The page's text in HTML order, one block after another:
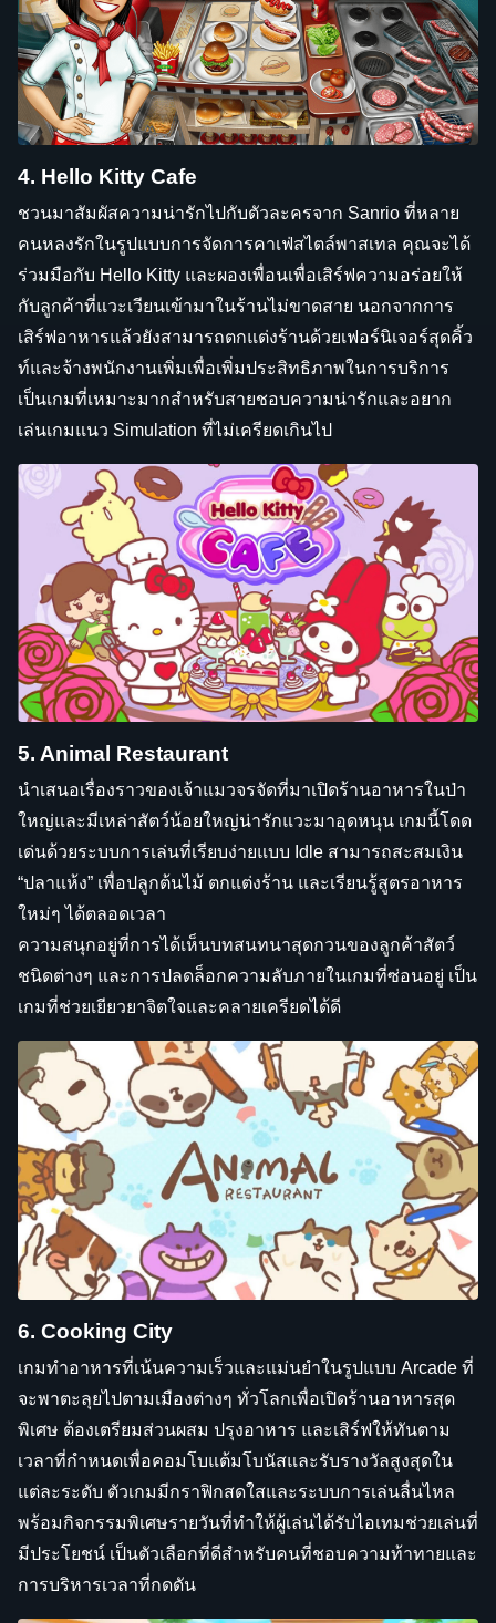
4. Hello Kitty Cafe
ชวนมาสัมผัสความน่ารักไปกับตัวละครจาก Sanrio ที่หลาย
คนหลงรักในรูปแบบการจัดการคาเฟ่สไตล์พาสเทล คุณจะได้
ร่วมมือกับ Hello Kitty และผองเพื่อนเพื่อเสิร์ฟความอร่อยให้
กับลูกค้าที่แวะเวียนเข้ามาในร้านไม่ขาดสาย นอกจากการ
เสิร์ฟอาหารแล้วยังสามารถตกแต่งร้านด้วยเฟอร์นิเจอร์สุดคิ้ว
ท์และจ้างพนักงานเพิ่มเพื่อเพิ่มประสิทธิภาพในการบริการ
เป็นเกมที่เหมาะมากสำหรับสายชอบความน่ารักและอยาก
เล่นเกมแนว Simulation ที่ไม่เครียดเกินไป
5. Animal Restaurant
นำเสนอเรื่องราวของเจ้าแมวจรจัดที่มาเปิดร้านอาหารในป่า
ใหญ่และมีเหล่าสัตว์น้อยใหญ่น่ารักแวะมาอุดหนุน เกมนี้โดด
เด่นด้วยระบบการเล่นที่เรียบง่ายแบบ Idle สามารถสะสมเงิน
“ปลาแห้ง” เพื่อปลูกต้นไม้ ตกแต่งร้าน และเรียนรู้สูตรอาหาร
ใหม่ๆ ได้ตลอดเวลา
ความสนุกอยู่ที่การได้เห็นบทสนทนาสุดกวนของลูกค้าสัตว์
ชนิดต่างๆ และการปลดล็อกความลับภายในเกมที่ซ่อนอยู่ เป็น
เกมที่ช่วยเยียวยาจิตใจและคลายเครียดได้ดี
6. Cooking City
เกมทำอาหารที่เน้นความเร็วและแม่นยำในรูปแบบ Arcade ที่
จะพาตะลุยไปตามเมืองต่างๆ ทั่วโลกเพื่อเปิดร้านอาหารสุด
พิเศษ ต้องเตรียมส่วนผสม ปรุงอาหาร และเสิร์ฟให้ทันตาม
เวลาที่กำหนดเพื่อคอมโบแต้มโบนัสและรับรางวัลสูงสุดใน
แต่ละระดับ ตัวเกมมีกราฟิกสดใสและระบบการเล่นลื่นไหล
พร้อมกิจกรรมพิเศษรายวันที่ทำให้ผู้เล่นได้รับไอเทมช่วยเล่นที่
มีประโยชน์ เป็นตัวเลือกที่ดีสำหรับคนที่ชอบความท้าทายและ
การบริหารเวลาที่กดดัน